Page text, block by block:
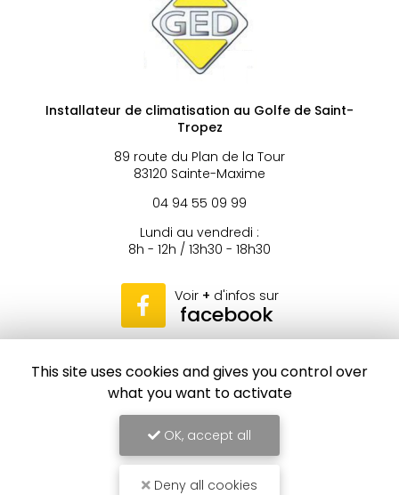
Installateur de climatisation au Golfe de Saint-
Tropez
89 route du Plan de la Tour
83120 Sainte-Maxime
04 94 55 09 99
Lundi au vendredi :
8h - 12h / 13h30 - 18h30
Voir + d'infos sur
facebook
Envoyez un message
This site uses cookies and gives you control over
what you want to activate
OK, accept all
Deny all cookies